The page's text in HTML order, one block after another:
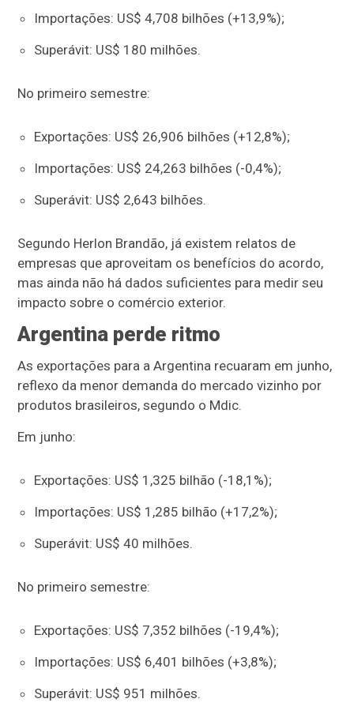
Importações: US$ 4,708 bilhões (+13,9%);
Superávit: US$ 180 milhões.
No primeiro semestre:
Exportações: US$ 26,906 bilhões (+12,8%);
Importações: US$ 24,263 bilhões (-0,4%);
Superávit: US$ 2,643 bilhões.
Segundo Herlon Brandão, já existem relatos de
empresas que aproveitam os benefícios do acordo,
mas ainda não há dados suficientes para medir seu
impacto sobre o comércio exterior.
Argentina perde ritmo
As exportações para a Argentina recuaram em junho,
reflexo da menor demanda do mercado vizinho por
produtos brasileiros, segundo o Mdic.
Em junho:
Exportações: US$ 1,325 bilhão (-18,1%);
Importações: US$ 1,285 bilhão (+17,2%);
Superávit: US$ 40 milhões.
No primeiro semestre:
Exportações: US$ 7,352 bilhões (-19,4%);
Importações: US$ 6,401 bilhões (+3,8%);
Superávit: US$ 951 milhões.